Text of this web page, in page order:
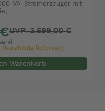
VA-Stromerzeuger mit
UVP: 3.599,00 €
(kurzfristig lieferbar)
Warenkorb